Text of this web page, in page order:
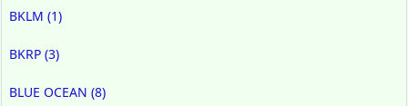
BKLM (1)
BKRP (3)
BLUE OCEAN (8)